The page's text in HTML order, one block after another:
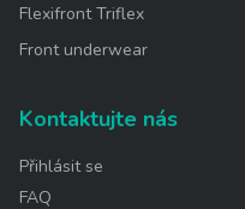
Flexifront Triflex
Front underwear
Kontaktujte nás
Přihlásit se
FAQ